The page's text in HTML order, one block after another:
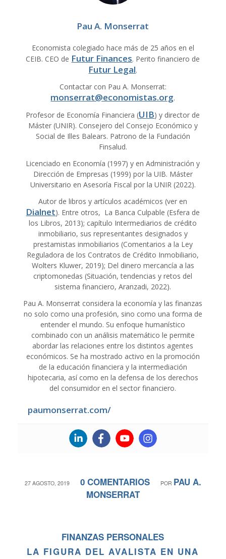
Pau A. Monserrat
Economista colegiado hace más de 25 años en el
CEIB. CEO de Futur Finances. Perito financiero de
Futur Legal.
Contactar con Pau A. Monserrat:
monserrat@economistas.org.
Profesor de Economía Financiera (UIB) y director de
Máster (UNIR). Consejero del Consejo Económico y
Social de Illes Balears. Patrono de la Fundación
Finsalud.
Licenciado en Economía (1997) y en Administración y
Dirección de Empresas (1999) por la UIB. Máster
Universitario en Asesoría Fiscal por la UNIR (2022).
Autor de libros y artículos académicos (ver en
Dialnet). Entre otros, La Banca Culpable (Esfera de
los Libros, 2013); capítulo Intermediarios de crédito
inmobiliario, sus representantes designados y
prestamistas inmobiliarios (Comentarios a la Ley
Reguladora de los Contratos de Crédito Inmobiliario,
Wolters Kluwer, 2019); Del dinero mercancía a las
criptomonedas (Situación, tendencias y retos del
sistema financiero, Aranzadi, 2022).
Pau A. Monserrat considera la economía y las finanzas
no solo como una profesión, sino como una forma de
entender el mundo. Su enfoque humanístico
combinado con un análisis matemático le permite
abordar las relaciones entre los distintos agentes
económicos. Se ha mostrado activo en la promoción
de la educación financiera y la intermediación
hipotecaria, así como en la defensa de los derechos
del consumidor en el sector financiero.
paumonserrat.com/
27 AGOSTO, 2019
/ 0 COMENTARIOS
/ POR PAU A.
MONSERRAT
FINANZAS PERSONALES
LA FIGURA DEL AVALISTA EN UNA